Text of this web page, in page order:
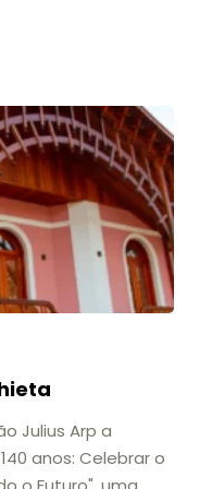
Julius Arp a
anos: Celebrar o